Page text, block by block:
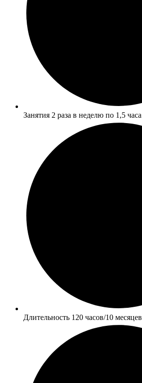
Занятия 2 раза в неделю по 1,5 часа
Длительность 120 часов/10 месяцев